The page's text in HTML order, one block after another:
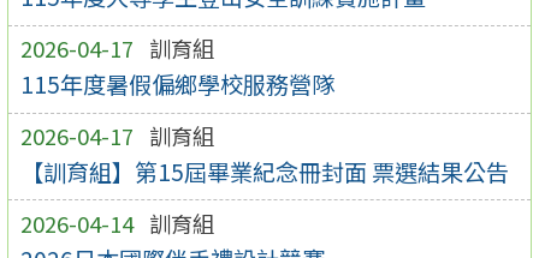
2026-04-17 訓育組
115年度暑假偏鄉學校服務營隊
2026-04-17 訓育組
【訓育組】第15屆畢業紀念冊封面 票選結果公告
2026-04-14 訓育組